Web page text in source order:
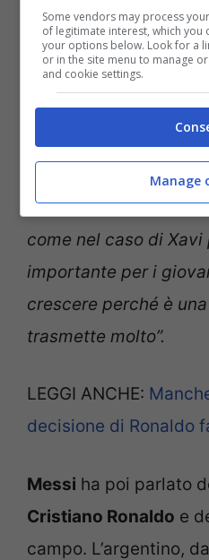
crescerà molto. Non
spesso con Xavi. Da
abbiamo condiviso
se n’è andato siamo
ritorno di Dani Alves
soprattutto in questo
possa essere una
come nel caso di Xavi
importante per i
crescere perché è
trasmette molto”.
LEGGI ANCHE:
decisione di Ronaldo
Messi ha poi parlato
Cristiano Ronaldo e
campo. L’argentino,
Some vendors may process
of legitimate interest, which you
your options below. Look for a
or in the site menu to manage
and cookie settings.
Manage